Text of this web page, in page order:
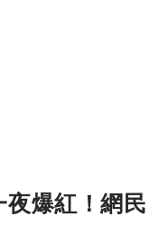
夜爆紅！網民